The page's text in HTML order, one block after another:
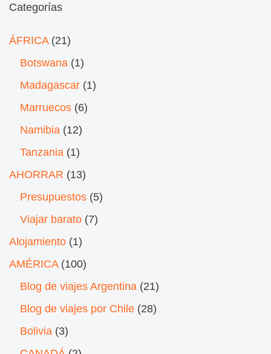
Categorías
ÁFRICA(21)
Botswana (1)
Madagascar (1)
Marruecos (6)
Namibia (12)
Tanzania (1)
AHORRAR (13)
Presupuestos (5)
Viajar barato (7)
Alojamiento (1)
AMÉRICA(100)
Blog de viajes Argentina (21)
Blog de viajes por Chile (28)
Bolivia (3)